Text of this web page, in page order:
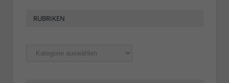
RUBRIKEN
Rubriken